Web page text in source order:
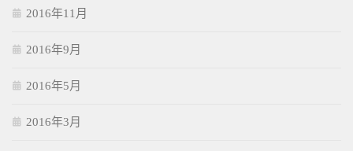
2016年11月
2016年9月
2016年5月
2016年3月